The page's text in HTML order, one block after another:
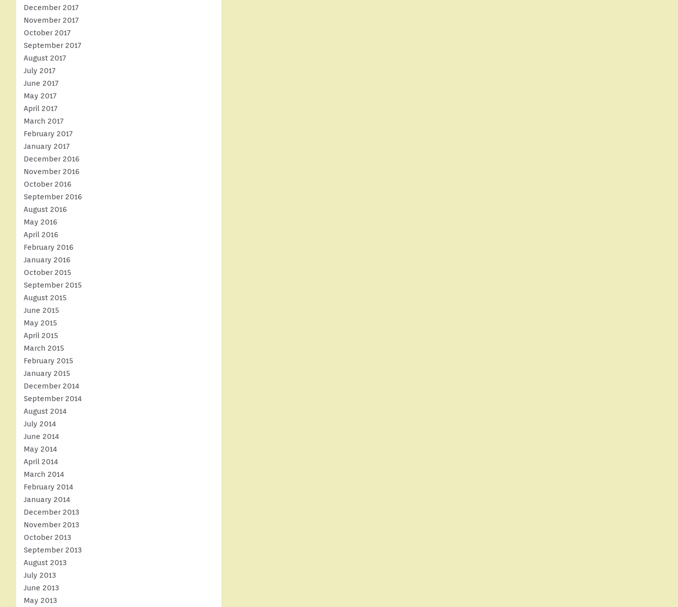
December 2017
November 2017
October 2017
September 2017
August 2017
July 2017
June 2017
May 2017
April 2017
March 2017
February 2017
January 2017
December 2016
November 2016
October 2016
September 2016
August 2016
May 2016
April 2016
February 2016
January 2016
October 2015
September 2015
August 2015
June 2015
May 2015
April 2015
March 2015
February 2015
January 2015
December 2014
September 2014
August 2014
July 2014
June 2014
May 2014
April 2014
March 2014
February 2014
January 2014
December 2013
November 2013
October 2013
September 2013
August 2013
July 2013
June 2013
May 2013